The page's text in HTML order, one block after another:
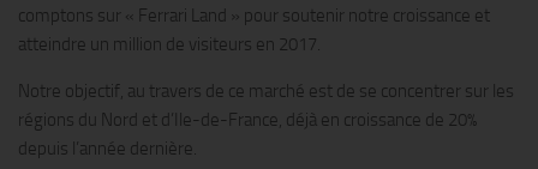
comptons sur « Ferrari Land » pour soutenir notre croissance et
atteindre un million de visiteurs en 2017.
Notre objectif, au travers de ce marché est de se concentrer sur les
régions du Nord et d’Ile-de-France, déjà en croissance de 20%
depuis l’année dernière.